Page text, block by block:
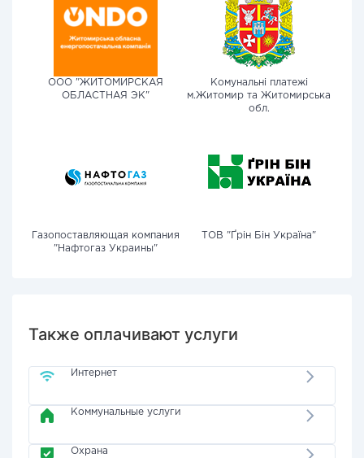
ООО "ЖИТОМИРСКАЯ
ОБЛАСТНАЯ ЭК"
Комунальні платежі
м.Житомир та Житомирська
обл.
Газопоставляющая компания
"Нафтогаз Украины"
ТОВ "Ґрін Бін Україна"
Также оплачивают услуги
Интернет
Коммунальные услуги
Охрана